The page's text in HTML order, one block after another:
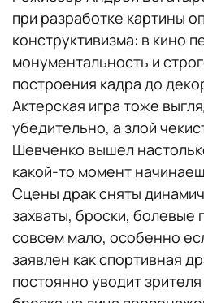
при разработке картины
конструктивизма: в кино
монументальность и
построения кадра до
Актерская игра тоже
убедительно, а злой
Шевченко вышел
какой-то момент
Сцены драк сняты
захваты, броски, болевые
совсем мало, особенно
заявлен как спортивная
постоянно уводит